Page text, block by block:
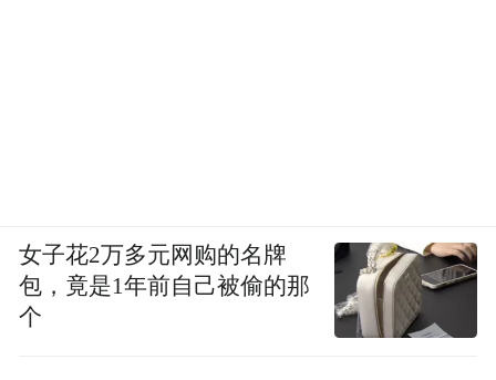
女子花2万多元网购的名牌
包，竟是1年前自己被偷的那
个